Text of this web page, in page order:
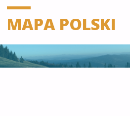
MAPA POLSKI